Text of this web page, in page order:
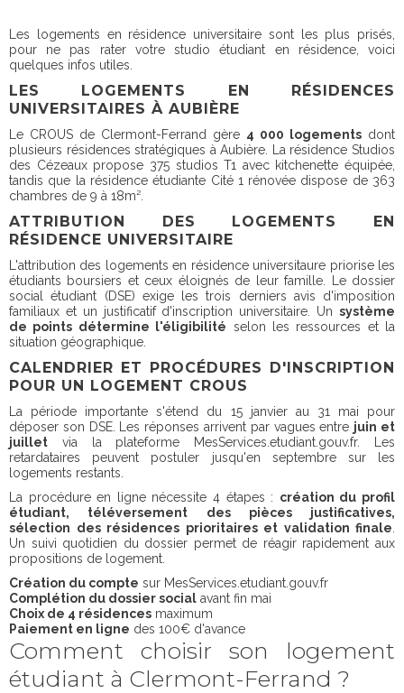
Les logements en résidence universitaire sont les plus prisés,
pour ne pas rater votre studio étudiant en résidence, voici
quelques infos utiles.
LES LOGEMENTS EN RÉSIDENCES
UNIVERSITAIRES À AUBIÈRE
Le CROUS de Clermont-Ferrand gère 4 000 logements dont
plusieurs résidences stratégiques à Aubière. La résidence Studios
des Cézeaux propose 375 studios T1 avec kitchenette équipée,
tandis que la résidence étudiante Cité 1 rénovée dispose de 363
chambres de 9 à 18m².
ATTRIBUTION DES LOGEMENTS EN
RÉSIDENCE UNIVERSITAIRE
L'attribution des logements en résidence universitaure priorise les
étudiants boursiers et ceux éloignés de leur famille. Le dossier
social étudiant (DSE) exige les trois derniers avis d'imposition
familiaux et un justificatif d'inscription universitaire. Un système
de points détermine l'éligibilité selon les ressources et la
situation géographique.
CALENDRIER ET PROCÉDURES D'INSCRIPTION
POUR UN LOGEMENT CROUS
La période importante s'étend du 15 janvier au 31 mai pour
déposer son DSE. Les réponses arrivent par vagues entre juin et
juillet via la plateforme MesServices.etudiant.gouv.fr. Les
retardataires peuvent postuler jusqu'en septembre sur les
logements restants.
La procédure en ligne nécessite 4 étapes : création du profil
étudiant, téléversement des pièces justificatives,
sélection des résidences prioritaires et validation finale
Un suivi quotidien du dossier permet de réagir rapidement aux
propositions de logement.
Création du compte sur MesServices.etudiant.gouv.fr
Complétion du dossier social avant fin mai
Choix de 4 résidences maximum
Paiement en ligne des 100€ d'avance
Comment choisir son logement
étudiant à Clermont-Ferrand ?